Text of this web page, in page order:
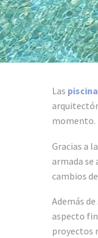
Las
momento.
Gracias a la
armada se
cambios
Además
aspecto
proyectos